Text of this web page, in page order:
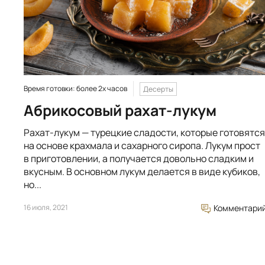
Время готовки: более 2х часов Десерты
Абрикосовый рахат-лукум
Рахат-лукум — турецкие сладости, которые готовятся
на основе крахмала и сахарного сиропа. Лукум прост
в приготовлении, а получается довольно сладким и
вкусным. В основном лукум делается в виде кубиков,
но...
16 июля, 2021